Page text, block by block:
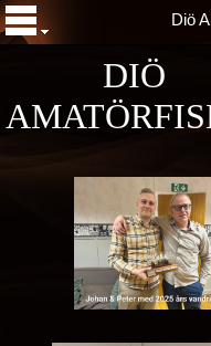
DIÖ
Diö